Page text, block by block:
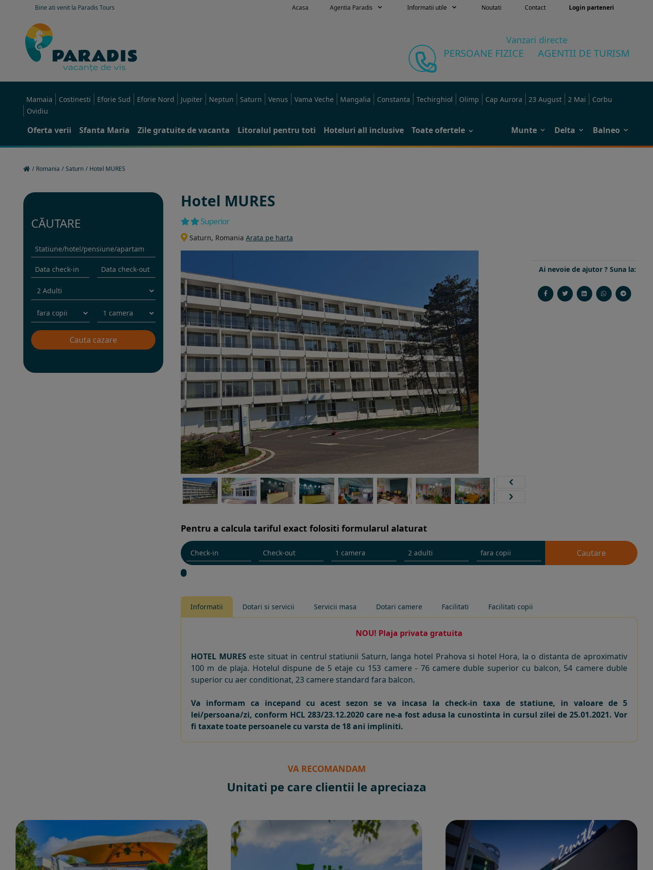
Bine ati venit la Paradis Tours Acasa Agentia Paradis Informatii utile Noutati Contact Login parteneri
Vanzari directe
PERSOANE FIZICE AGENTII DE TURISM
Mamaia Costinesti Eforie Sud Eforie Nord Jupiter Neptun Saturn Venus Vama Veche Mangalia Constanta Techirghiol Olimp Cap Aurora 23 August 2 Mai
Corbu
Ovidiu
Oferta verii Sfanta Maria Zile gratuite de vacanta Litoralul pentru toti Hoteluri all inclusive Toate ofertele Munte Delta Balneo
/ Romania / Saturn / Hotel MURES
CĂUTARE
Hotel MURES
Superior
Saturn, Romania Arata pe harta
Ai nevoie de ajutor ? Suna la:
Pentru a calcula tariful exact folositi formularul alaturat
Cautare
Informatii Dotari si servicii Servicii masa Dotari camere Facilitati Facilitati copii
NOU! Plaja privata gratuita
HOTEL MURES este situat in centrul statiunii Saturn, langa hotel Prahova si hotel Hora, la o distanta de aproximativ
100 m de plaja. Hotelul dispune de 5 etaje cu 153 camere - 76 camere duble superior cu balcon, 54 camere duble
superior cu aer conditionat, 23 camere standard fara balcon.
Va informam ca incepand cu acest sezon se va incasa la check-in taxa de statiune, in valoare de 5
lei/persoana/zi, conform HCL 283/23.12.2020 care ne-a fost adusa la cunostinta in cursul zilei de 25.01.2021. Vor
fi taxate toate persoanele cu varsta de 18 ani impliniti.
VA RECOMANDAM
Unitati pe care clientii le apreciaza